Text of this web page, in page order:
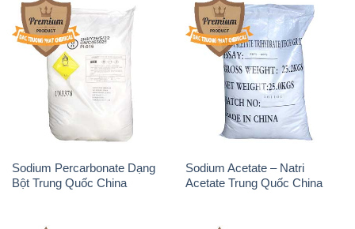
Sodium Percarbonate Dạng
Bột Trung Quốc China
Sodium Acetate – Natri
Acetate Trung Quốc China